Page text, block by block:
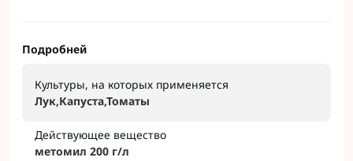
Подробней
Культуры, на которых применяется
Лук,Капуста,Томаты
Действующее вещество
метомил 200 г/л